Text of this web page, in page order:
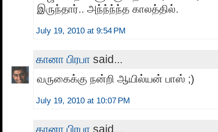
இருந்தார்.. அந்ந்ந்ந்த காலத்தில்.
July 19, 2010 at 9:54 PM
கானா பிரபா said...
வருகைக்கு நன்றி ஆயில்யன் பாஸ் ;)
July 19, 2010 at 10:07 PM
கானா பிரபா said...